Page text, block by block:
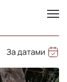
За датами